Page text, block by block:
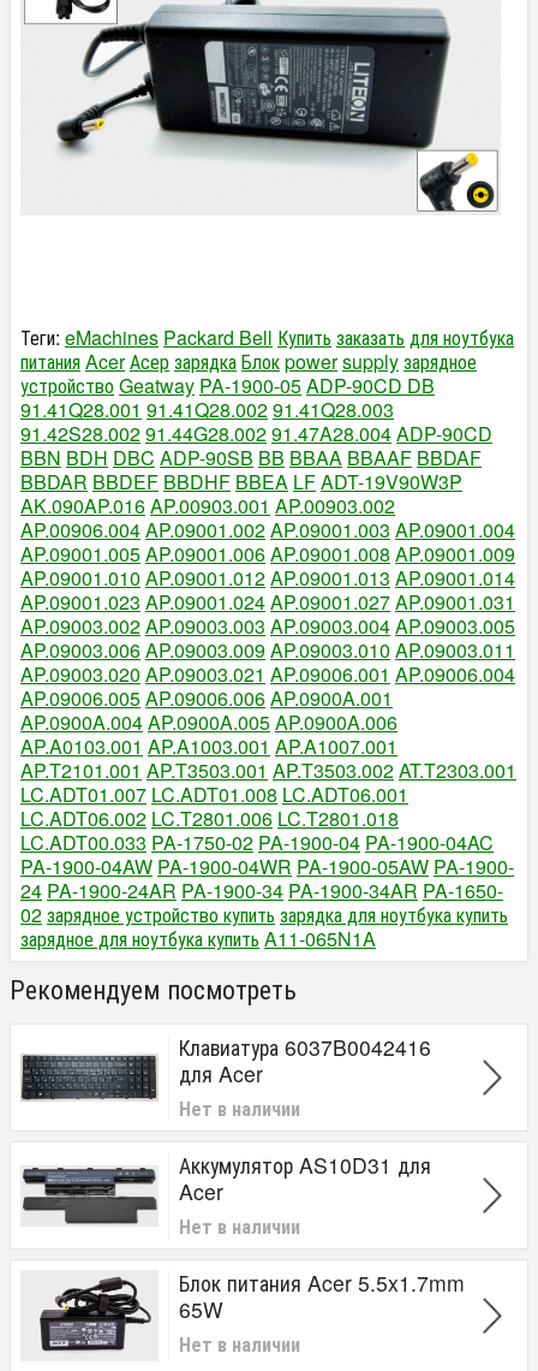
Теги: eMachines Packard Bell Купить заказать для ноутбука
питанияAcerАсерзарядкаБлокpowersupplyзарядное
устройствоGeatway PA-1900-05ADP-90CD DB
91.41Q28.001 91.41Q28.00291.41Q28.003
91.42S28.00291.44G28.00291.47A28.004ADP-90CD
BBN BDH DBC ADP-90SB BB BBAA BBAAF BBDAF
BBDAR BBDEF BBDHF BBEA LFADT-19V90W3P
AK.090AP.016AP.00903.001 AP.00903.002
AP.00906.004AP.09001.002AP.09001.003 AP.09001.004
AP.09001.005AP.09001.006AP.09001.008 AP.09001.009
AP.09001.010 AP.09001.012AP.09001.013 AP.09001.014
AP.09001.023 AP.09001.024AP.09001.027AP.09001.031
AP.09003.002AP.09003.003 AP.09003.004AP.09003.005
AP.09003.006AP.09003.009AP.09003.010 AP.09003.011
AP.09003.020 AP.09003.021 AP.09006.001 AP.09006.004
AP.09006.005AP.09006.006AP.0900A.001
AP.0900A.004AP.0900A.005AP.0900A.006
AP.A0103.001 AP.A1003.001 AP.A1007.001
AP.T2101.001 AP.T3503.001 AP.T3503.002AT.T2303.001
LC.ADT01.007 LC.ADT01.008 LC.ADT06.001
LC.ADT06.002 LC.T2801.006 LC.T2801.018
LC.ADT00.033 PA-1750-02 PA-1900-04 PA-1900-04AC
PA-1900-04AW PA-1900-04WR PA-1900-05AW PA-1900-
24 PA-1900-24AR PA-1900-34 PA-1900-34AR PA-1650-
02зарядное устройство купить зарядка для ноутбука купить
зарядное для ноутбука купить A11-065N1A
Рекомендуем посмотреть
Клавиатура 6037B0042416
для Acer
Нет в наличии
Аккумулятор AS10D31 для
Acer
Нет в наличии
Блок питания Acer 5.5x1.7mm
65W
Нет в наличии